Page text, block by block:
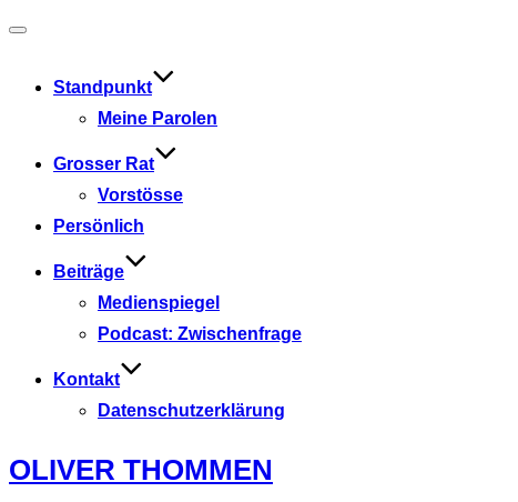
Standpunkt
Meine Parolen
Grosser Rat
Vorstösse
Persönlich
Beiträge
Medienspiegel
Podcast: Zwischenfrage
Kontakt
Datenschutzerklärung
Zum
Inhalt
OLIVER THOMMEN